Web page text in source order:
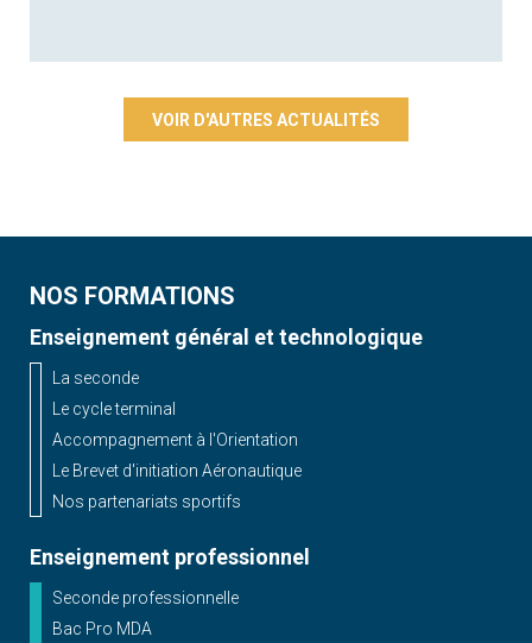
VOIR D'AUTRES ACTUALITÉS
NOS FORMATIONS
Enseignement général et technologique
La seconde
Le cycle terminal
Accompagnement à l'Orientation
Le Brevet d'initiation Aéronautique
Nos partenariats sportifs
Enseignement professionnel
Seconde professionnelle
Bac Pro MDA